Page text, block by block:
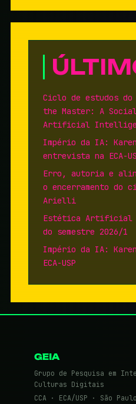
Ciclo de estudos
the Master: A
Artificial
Império da IA: Karen
entrevista na ECA-
Erro, autoria e
o encerramento do
Arielli
Estética Artificial
do semestre 2026/1
Império da IA:
ECA-USP
GEIA
Grupo de Pesquisa em
Culturas Digitais
CCA · ECA/USP · São Paulo